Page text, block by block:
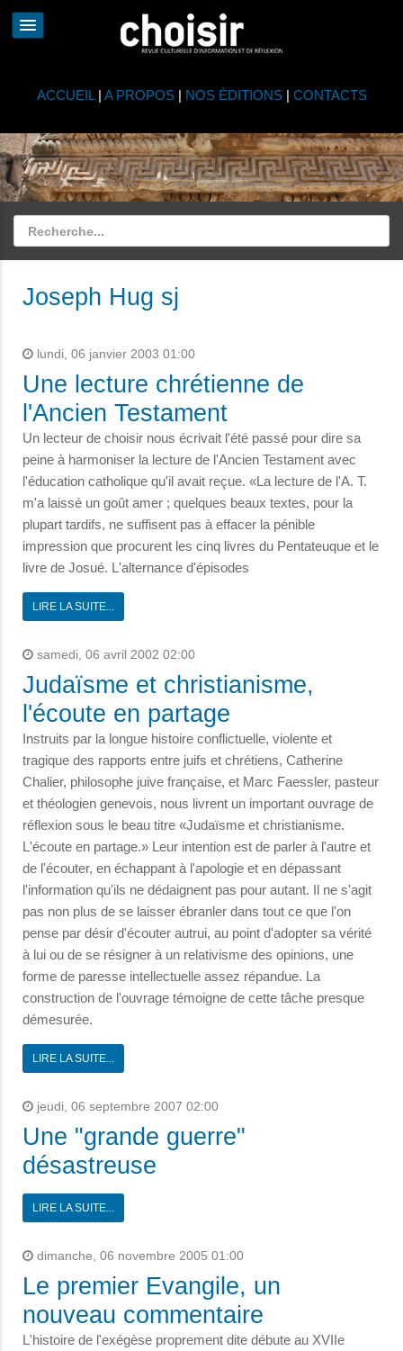
ACCUEIL | A PROPOS| NOS ÉDITIONS| CONTACTS
Joseph Hug sj
lundi, 06 janvier 2003 01:00
Une lecture chrétienne de
l'Ancien Testament
Un lecteur de choisir nous écrivait l'été passé pour dire sa
peine à harmoniser la lecture de l'Ancien Testament avec
l'éducation catholique qu'il avait reçue. «La lecture de l'A. T.
m'a laissé un goût amer ; quelques beaux textes, pour la
plupart tardifs, ne suffisent pas à effacer la pénible
impression que procurent les cinq livres du Pentateuque et le
livre de Josué. L'alternance d'épisodes
LIRE LA SUITE...
samedi, 06 avril 2002 02:00
Judaïsme et christianisme,
l'écoute en partage
Instruits par la longue histoire conflictuelle, violente et
tragique des rapports entre juifs et chrétiens, Catherine
Chalier, philosophe juive française, et Marc Faessler, pasteur
et théologien genevois, nous livrent un important ouvrage de
réflexion sous le beau titre «Judaïsme et christianisme.
L'écoute en partage.» Leur intention est de parler à l'autre et
de l'écouter, en échappant à l'apologie et en dépassant
l'information qu'ils ne dédaignent pas pour autant. Il ne s'agit
pas non plus de se laisser ébranler dans tout ce que l'on
pense par désir d'écouter autrui, au point d'adopter sa vérité
à lui ou de se résigner à un relativisme des opinions, une
forme de paresse intellectuelle assez répandue. La
construction de l'ouvrage témoigne de cette tâche presque
démesurée.
LIRE LA SUITE...
jeudi, 06 septembre 2007 02:00
Une "grande guerre"
désastreuse
LIRE LA SUITE...
dimanche, 06 novembre 2005 01:00
Le premier Evangile, un
nouveau commentaire
L'histoire de l'exégèse proprement dite débute au XVIIe